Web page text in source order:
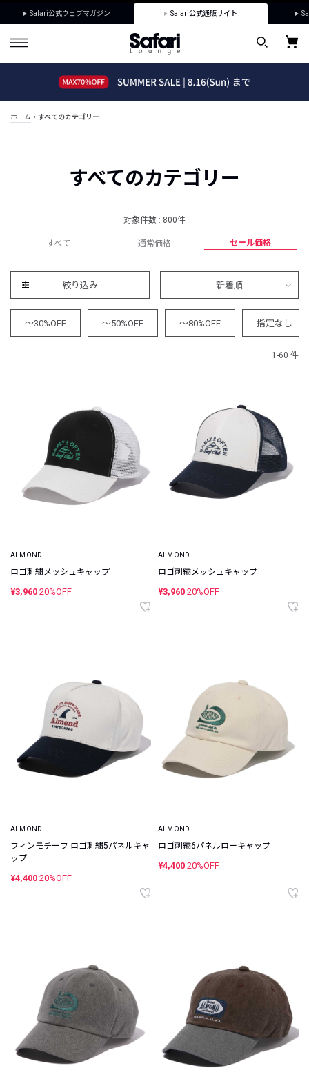
Safari公式ウェブマガジン Safari公式通販サイト
ホーム すべてのカテゴリー
すべてのカテゴリー
対象件数 : 800件
すべて 通常価格 セール価格
絞り込み 新着順
～30%OFF ～50%OFF ～80%OFF 指定なし
1-60 件
ALMOND
ロゴ刺繍メッシュキャップ
¥3,960 20%OFF
ALMOND
ロゴ刺繍メッシュキャップ
¥3,960 20%OFF
ALMOND
フィンモチーフ ロゴ刺繍5パネルキャ
ップ
¥4,400 20%OFF
ALMOND
ロゴ刺繍6パネルローキャップ
¥4,400 20%OFF